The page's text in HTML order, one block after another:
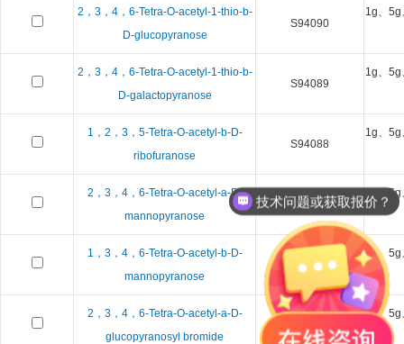
2，3，4，6-Tetra-O-acetyl-1-thio-b-
D-glucopyranose
S94090
1g、
2，3，4，6-Tetra-O-acetyl-1-thio-b-
D-galactopyranose
S94089
1g、
1，2，3，5-Tetra-O-acetyl-b-D-
ribofuranose
S94088
1g、
2，3，4，6-Tetra-O-acetyl-a-D-
mannopyranose
S97087
1g、
1，3，4，6-Tetra-O-acetyl-b-D-
mannopyranose
S97086
1g、5g
2，3，4，6-Tetra-O-acetyl-a-D-
glucopyranosyl bromide
1g、5g
技术问题或获取报价？